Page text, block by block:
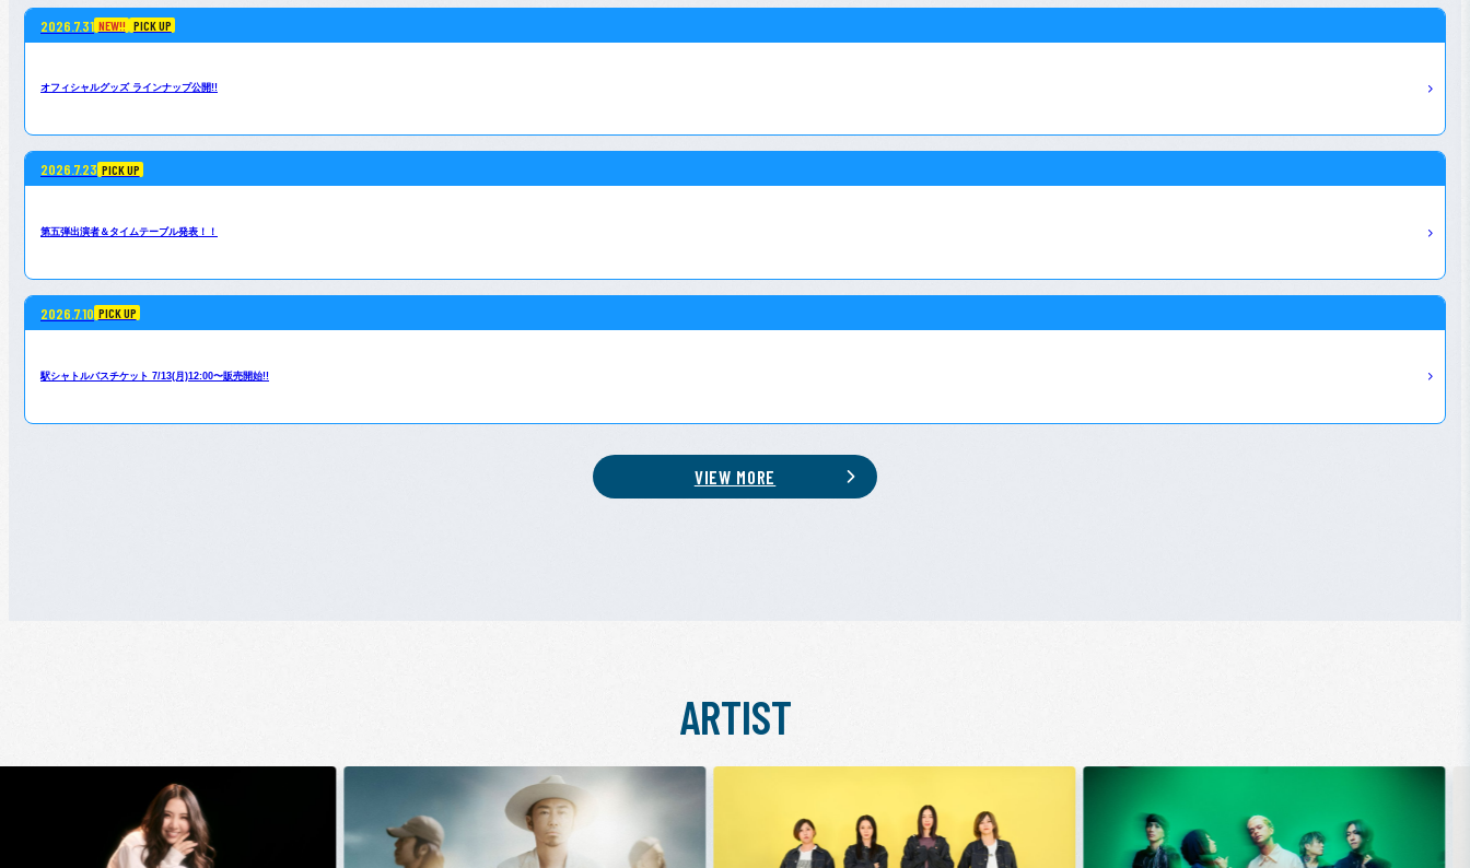
2026.7.31 NEW!! PICK UP
オフィシャルグッズ ラインナップ公開!!
2026.7.23 PICK UP
第五弾出演者＆タイムテーブル発表！！
2026.7.10 PICK UP
駅シャトルバスチケット 7/13(月)12:00〜販売開始!!
VIEW MORE
ARTIST